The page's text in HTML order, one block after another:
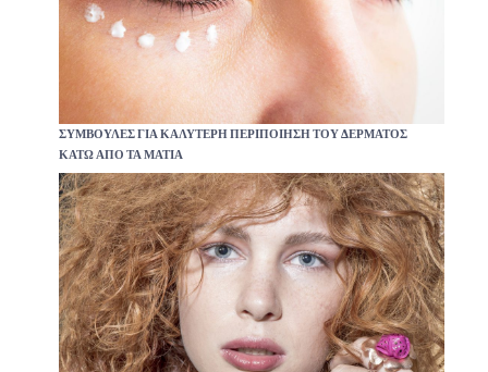
ΣΥΜΒΟΥΛΈΣ ΓΙΑ ΚΑΛΎΤΕΡΗ ΠΕΡΙΠΟΊΗΣΗ ΤΟΥ ΔΈΡΜΑΤΟΣ
ΚΆΤΩ ΑΠΌ ΤΑ ΜΆΤΙΑ